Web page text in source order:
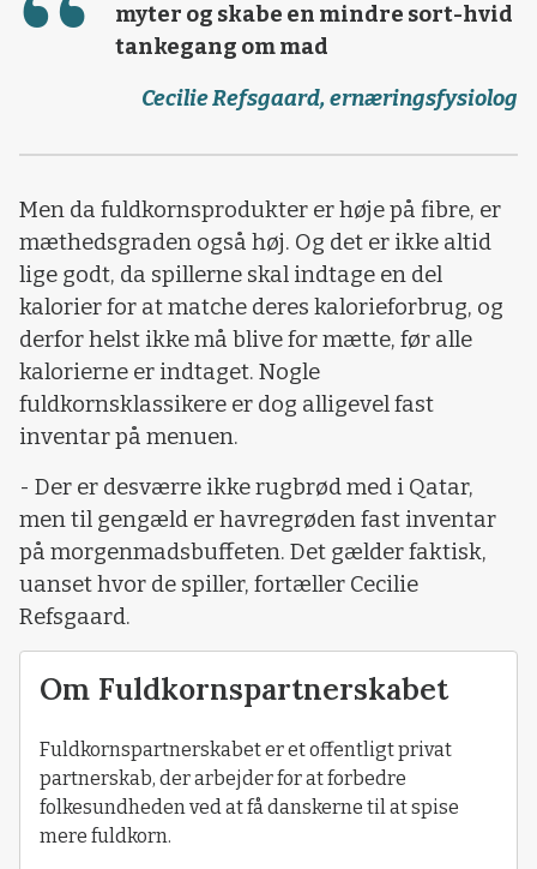
myter og skabe en mindre sort-hvid
tankegang om mad
Cecilie Refsgaard, ernæringsfysiolog
Men da fuldkornsprodukter er høje på fibre, er
mæthedsgraden også høj. Og det er ikke altid
lige godt, da spillerne skal indtage en del
kalorier for at matche deres kalorieforbrug, og
derfor helst ikke må blive for mætte, før alle
kalorierne er indtaget. Nogle
fuldkornsklassikere er dog alligevel fast
inventar på menuen.
- Der er desværre ikke rugbrød med i Qatar,
men til gengæld er havregrøden fast inventar
på morgenmadsbuffeten. Det gælder faktisk,
uanset hvor de spiller, fortæller Cecilie
Refsgaard.
Om Fuldkornspartnerskabet
Fuldkornspartnerskabet er et offentligt privat
partnerskab, der arbejder for at forbedre
folkesundheden ved at få danskerne til at spise
mere fuldkorn.